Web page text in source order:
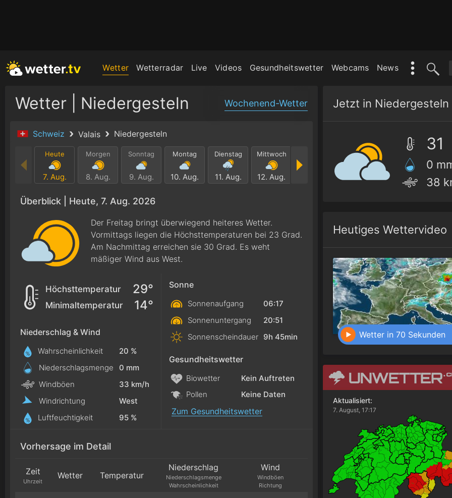
Wetter Wetterradar Live Videos Gesundheitswetter Webcams News
Wetter | Niedergesteln Wochenend-Wetter
Schweiz Valais Niedergesteln
Heute
7. Aug.
Morgen
8. Aug.
Sonntag
9. Aug.
Montag
10. Aug.
Dienstag
11. Aug.
Mittwoch
12. Aug.
Freitag
14. Aug. 15. Aug. 16.
Überblick | Heute, 7. Aug. 2026
Der Freitag bringt überwiegend heiteres Wetter.
Vormittags liegen die Höchsttemperaturen bei 23 Grad.
Am Nachmittag erreichen sie 30 Grad. Es weht
mäßiger Wind aus West.
Höchsttemperatur 29°
Minimaltemperatur 14°
Niederschlag & Wind
Wahrscheinlichkeit
20 %
Niederschlagsmenge
0 mm
Windböen
33 km/h
Windrichtung
West
Luftfeuchtigkeit
95 %
Sonne
Sonnenaufgang
06:17
Sonnenuntergang
20:51
Sonnenscheindauer 9h 45min
Gesundheitswetter
Biowetter
Kein Auftreten
Pollen
Keine Daten
Zum Gesundheitswetter
Vorhersage im Detail
Zeit
Uhrzeit
Wetter Temperatur
Niederschlag
Niederschlagsmenge
Wahrscheinlichkeit
Wind
Windböen
Richtung
Jetzt in Niedergesteln
31
0
38
Heutiges Wettervideo
Wetter in 70 Sekunden
Aktualisiert:
7. August, 17:17